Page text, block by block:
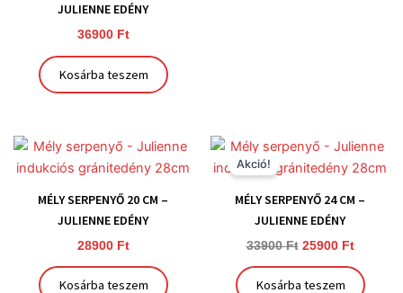
JULIENNE EDÉNY
36900 Ft
Kosárba teszem
MÉLY SERPENYŐ 20 CM –
JULIENNE EDÉNY
28900 Ft
Kosárba teszem
Akció!
MÉLY SERPENYŐ 24 CM –
JULIENNE EDÉNY
33900Ft
Original
price
was:
33900 Ft.
25900 Ft
Current
is:
Kosárba teszem